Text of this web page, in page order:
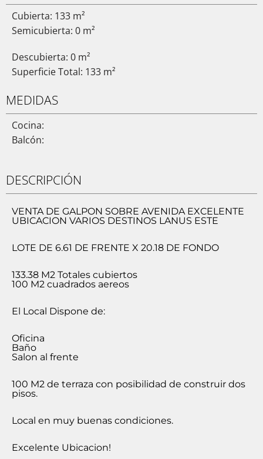
Cubierta: 133 m²
Semicubierta: 0 m²
Descubierta: 0 m²
Superficie Total: 133 m²
MEDIDAS
Cocina:
Balcón:
DESCRIPCIÓN
VENTA DE GALPON SOBRE AVENIDA EXCELENTE
UBICACION VARIOS DESTINOS LANUS ESTE
LOTE DE 6.61 DE FRENTE X 20.18 DE FONDO
133.38 M2 Totales cubiertos
100 M2 cuadrados aereos
El Local Dispone de:
Oficina
Baño
Salon al frente
100 M2 de terraza con posibilidad de construir dos
pisos.
Local en muy buenas condiciones.
Excelente Ubicacion!